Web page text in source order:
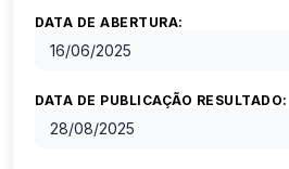
DATA DE ABERTURA:
16/06/2025
DATA DE PUBLICAÇÃO RESULTADO:
28/08/2025